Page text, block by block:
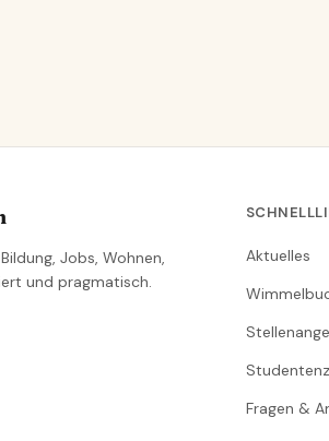
Jobs, Wohnen,
und pragmatisch.
Aktuelles
Fragen &